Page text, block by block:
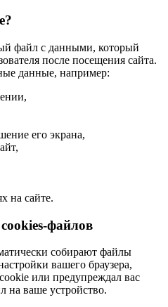
файл с данными, который
после посещения сайта.
данные, например:
его экрана,
на сайте.
файлов
собирают файлы
вашего браузера,
или предупреждал вас
на ваше устройство.